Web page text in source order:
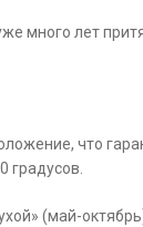
много лет
что
градусов.
(май-